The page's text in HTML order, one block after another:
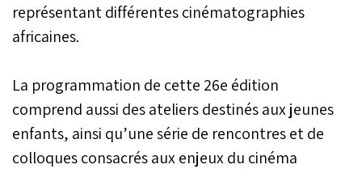
représentant différentes cinématographies
africaines.
La programmation de cette 26e édition
comprend aussi des ateliers destinés aux jeunes
enfants, ainsi qu’une série de rencontres et de
colloques consacrés aux enjeux du cinéma